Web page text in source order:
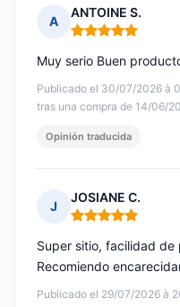
A
ANTOINE S.
Nota: 5 de 5
Publicado el 30/07/2026 à
tras una compra de 14/06/
Muy serio Buen
Opinión traducida
J
JOSIANE C.
Nota: 5 de 5
Publicado el 29/07/2026 à
Super sitio, facilidad
Recomiendo